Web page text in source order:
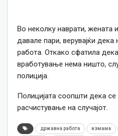
Во неколку наврати, жената
давале пари, верувајќи
работа. Откако сфатила
вработување нема ништо,
полиција.
Полицијата соопшти дека
расчистување на случајот.
државна работа измама